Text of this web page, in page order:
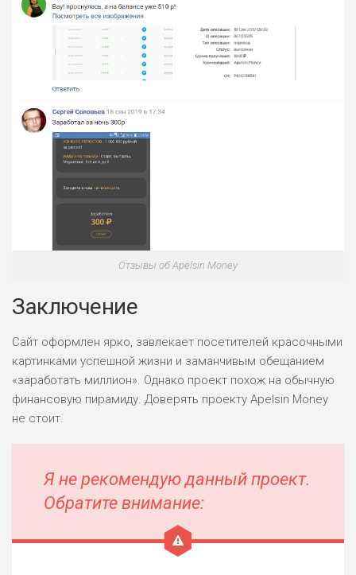
Отзывы об Apelsin Money
Заключение
Сайт оформлен ярко, завлекает посетителей красочными
картинками успешной жизни и заманчивым обещанием
«заработать миллион». Однако проект похож на обычную
финансовую пирамиду. Доверять проекту Apelsin Money
не стоит.
Я не рекомендую данный проект.
Обратите внимание: